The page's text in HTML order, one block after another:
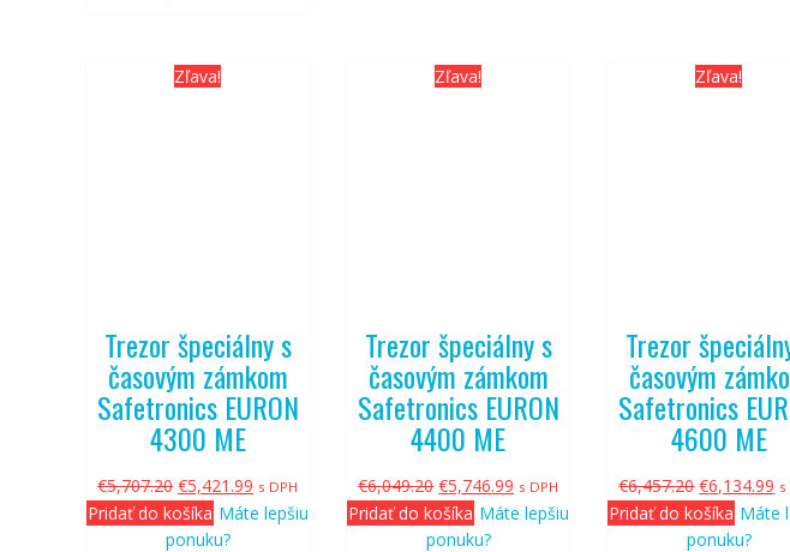
Zľava!
Trezor špeciálny s
časovým zámkom
Safetronics EURON
4300 ME
€5,707.20 Pôvodná
cena
bola:
€5,421.99 Aktuálna
cena
s DPH
Pridať do košíka Máte lepšiu
ponuku?
Zľava!
Trezor špeciálny s
časovým zámkom
Safetronics EURON
4400 ME
€6,049.20Pôvodná
cena
bola:
€5,746.99 Aktuálna
cena
s DPH
Pridať do košíka Máte lepšiu
ponuku?
Zľava!
Trezor
časovým
Safetronics
4600 ME
€6,457.20Pôvodná
cena
bola:
€6,134.99 s
Pridať do košíka Máte
ponuku?